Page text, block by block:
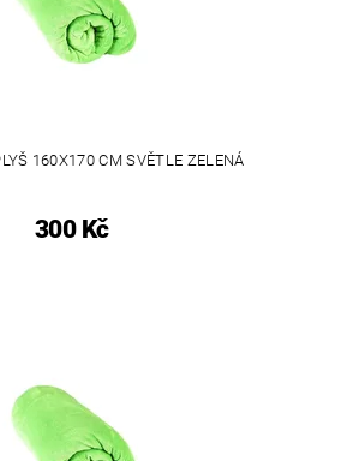
160X170 CM SVĚTLE ZELENÁ
300 Kč